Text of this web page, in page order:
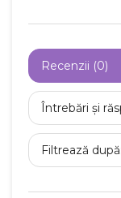
Recenzii (0)
Întrebări și
Filtrează după:
Numele listei de